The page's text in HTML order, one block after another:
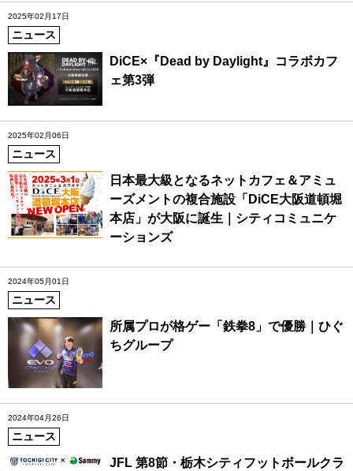
2025年02月17日
ニュース
DiCE×『Dead by Daylight』コラボカフ
ェ第3弾
2025年02月06日
ニュース
日本最大級となるネットカフェ＆アミュ
ーズメントの複合施設「DiCE大阪道頓堀
本店」が大阪に誕生｜シティコミュニケ
ーションズ
2024年05月01日
ニュース
所属プロが格ゲー「鉄拳8」で優勝｜ひぐ
ちグループ
2024年04月26日
ニュース
JFL 第8節・栃木シティフットボールクラ